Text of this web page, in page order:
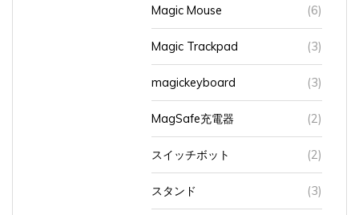
Magic Mouse (6)
Magic Trackpad (3)
magickeyboard (3)
MagSafe充電器 (2)
スイッチボット (2)
スタンド (3)